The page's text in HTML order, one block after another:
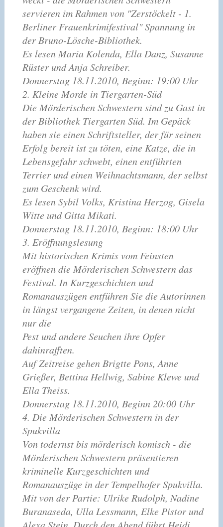
servieren im Rahmen von "Zerstöckelt - 1.
Berliner Frauenkrimifestival" Spannung in
der Bruno-Lösche-Bibliothek.
Es lesen Maria Kolenda, Ella Danz, Susanne
Rüster und Anja Schreiber.
Donnerstag 18.11.2010, Beginn: 19:00 Uhr
2. Kleine Morde in Tiergarten-Süd
Die Mörderischen Schwestern sind zu Gast in
der Bibliothek Tiergarten Süd. Im Gepäck
haben sie einen Schriftsteller, der für seinen
Erfolg bereit ist zu töten, eine Katze, die in
Lebensgefahr schwebt, einen entführten
Terrier und einen Weihnachtsmann, der selbst
zum Geschenk wird.
Es lesen Sybil Volks, Kristina Herzog, Gisela
Witte und Gitta Mikati.
Donnerstag 18.11.2010, Beginn: 18:00 Uhr
3. Eröffnungslesung
Mit historischen Krimis vom Feinsten
eröffnen die Mörderischen Schwestern das
Festival. In Kurzgeschichten und
Romanauszügen entführen Sie die Autorinnen
in längst vergangene Zeiten, in denen nicht
nur die
Pest und andere Seuchen ihre Opfer
dahinrafften.
Auf Zeitreise gehen Brigtte Pons, Anne
Grießer, Bettina Hellwig, Sabine Klewe und
Ella Theiss.
Donnerstag 18.11.2010, Beginn 20:00 Uhr
4. Die Mörderischen Schwestern in der
Spukvilla
Von todernst bis mörderisch komisch - die
Mörderischen Schwestern präsentieren
kriminelle Kurzgeschichten und
Romanauszüge in der Tempelhofer Spukvilla.
Mit von der Partie: Ulrike Rudolph, Nadine
Buranaseda, Ulla Lessmann, Elke Pistor und
Alexa Stein. Durch den Abend führt Heidi